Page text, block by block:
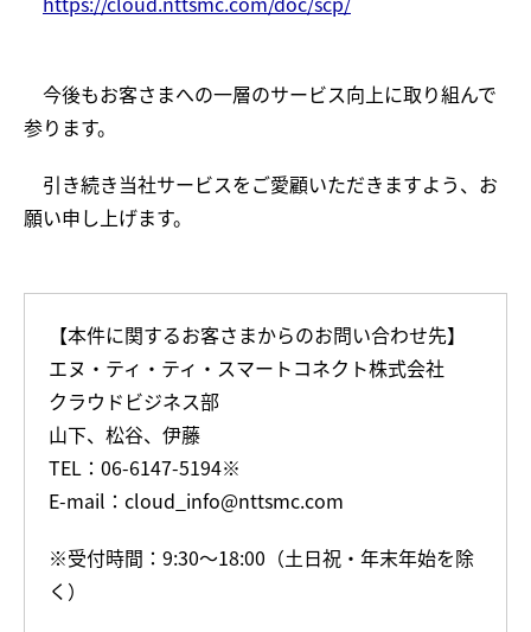
今後もお客さまへの一層のサービス向上に取り組んで
参ります。
引き続き当社サービスをご愛顧いただきますよう、お
願い申し上げます。
【本件に関するお客さまからのお問い合わせ先】
エヌ・ティ・ティ・スマートコネクト株式会社
クラウドビジネス部
山下、松谷、伊藤
TEL：06-6147-5194※
E-mail：cloud_info@nttsmc.com
※受付時間：9:30～18:00（土日祝・年末年始を除
く）